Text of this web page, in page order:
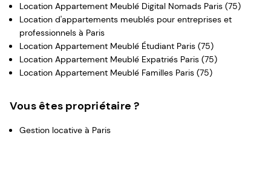
desservi par un ascenseur vous offre une vue
imprenable sur les environs. L’immeuble du 19ème siècle
ne vous laissera pas indifférent. D’autant plus que vous
pouvez profiter d’un parking pour garer votre véhicule en
toute sécurité. Vous aurez donc tous les critères
nécessaires pour que vous puissiez poser vos valises
Location Appartement Meublé Digital Nomads Paris (75)
Location d'appartements meublés pour entreprises et
professionnels à Paris
Location Appartement Meublé Étudiant Paris (75)
Location Appartement Meublé Expatriés Paris (75)
Location Appartement Meublé Familles Paris (75)
Vous êtes propriétaire ?
Gestion locative à Paris